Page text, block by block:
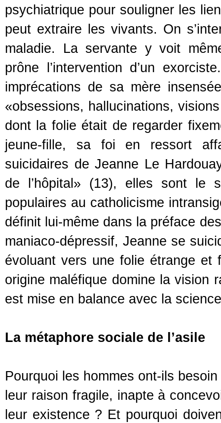
psychiatrique pour souligner les
peut extraire les vivants. On
maladie. La servante y voit
prône l’intervention d’un
imprécations de sa mère
«obsessions, hallucinations,
dont la folie était de regarder
jeune-fille, sa foi en ressort
suicidaires de Jeanne Le
de l’hôpital» (13), elles sont le
populaires au catholicisme
définit lui-même dans la préface
maniaco-dépressif, Jeanne se
évoluant vers une folie étrange et
origine maléfique domine la vision
est mise en balance avec la
La métaphore sociale de l’asile
Pourquoi les hommes ont-ils
leur raison fragile, inapte à
leur existence ? Et pourquoi